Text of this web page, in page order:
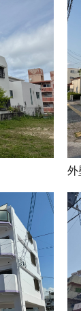
外